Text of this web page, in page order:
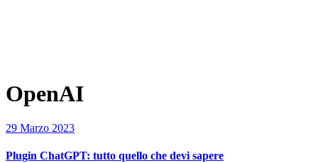
OpenAI
29 Marzo 2023
Plugin ChatGPT: tutto quello che devi sapere